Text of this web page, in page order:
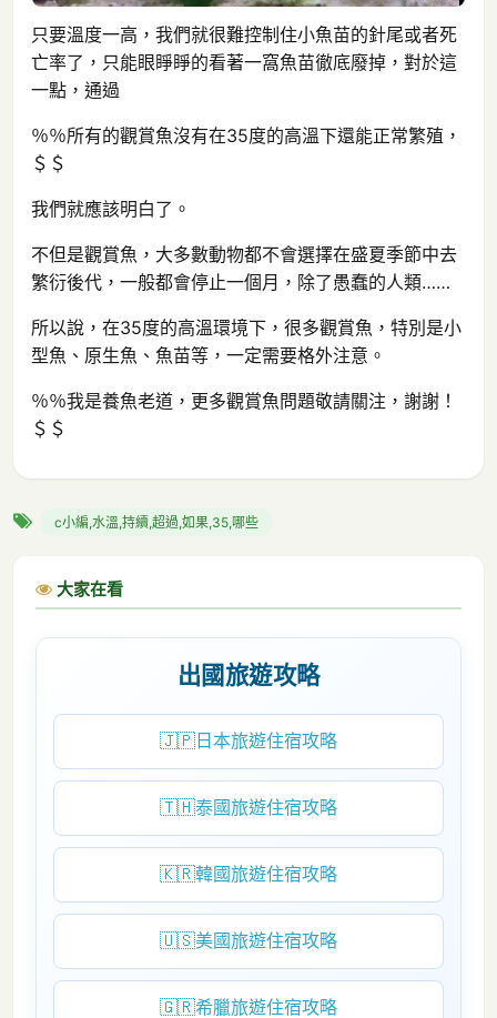
只要溫度一高，我們就很難控制住小魚苗的針尾或者死
亡率了，只能眼睜睜的看著一窩魚苗徹底廢掉，對於這
一點，通過
％％所有的觀賞魚沒有在35度的高溫下還能正常繁殖，
＄＄
我們就應該明白了。
不但是觀賞魚，大多數動物都不會選擇在盛夏季節中去
繁衍後代，一般都會停止一個月，除了愚蠢的人類……
所以說，在35度的高溫環境下，很多觀賞魚，特別是小
型魚、原生魚、魚苗等，一定需要格外注意。
％％我是養魚老道，更多觀賞魚問題敬請關注，謝謝！
＄＄
c小編,水溫,持續,超過,如果,35,哪些
大家在看
出國旅遊攻略
🇯🇵 日本旅遊住宿攻略
🇹🇭泰國旅遊住宿攻略
🇰🇷韓國旅遊住宿攻略
🇺🇸美國旅遊住宿攻略
🇬🇷希臘旅遊住宿攻略